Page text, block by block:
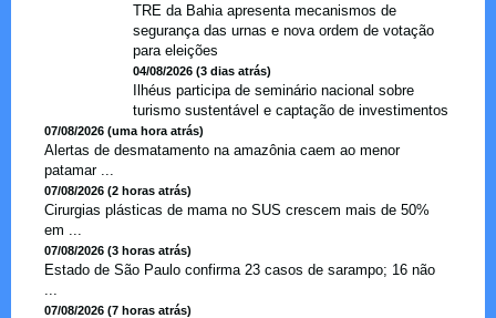
TRE da Bahia apresenta mecanismos de
segurança das urnas e nova ordem de votação
para eleições
04/08/2026 (3 dias atrás)
Ilhéus participa de seminário nacional sobre
turismo sustentável e captação de investimentos
07/08/2026 (uma hora atrás)
Alertas de desmatamento na amazônia caem ao menor
patamar ...
07/08/2026 (2 horas atrás)
Cirurgias plásticas de mama no SUS crescem mais de 50%
em ...
07/08/2026 (3 horas atrás)
Estado de São Paulo confirma 23 casos de sarampo; 16 não
07/08/2026 (7 horas atrás)